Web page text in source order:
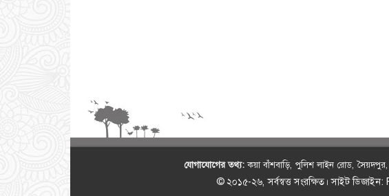
যোগাযোগের তথ্য:কয়া বাঁশবাড়ি, পুলিশ লাইন রোড,
© ২০১৫-২৬, সর্বস্বত্ত সংরক্ষিত। সাইট ডিজাইন: